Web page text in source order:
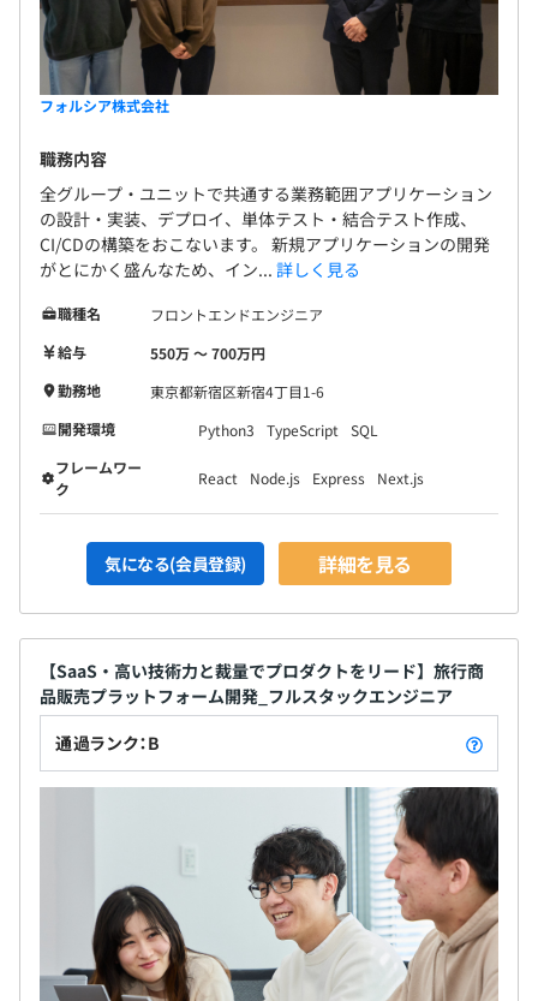
フォルシア株式会社
職務内容
全グループ・ユニットで共通する業務範囲アプリケーション
の設計・実装、デプロイ、単体テスト・結合テスト作成、
CI/CDの構築をおこないます。 新規アプリケーションの開発
がとにかく盛んなため、イン... 詳しく見る
職種名
フロントエンドエンジニア
給与
550万 〜 700万円
勤務地
東京都新宿区新宿4丁目1-6
開発環境
Python3 TypeScript
SQL
フレームワー
ク
React Node.js Express Next.js
気になる(会員登録) 詳細を見る
【SaaS・高い技術力と裁量でプロダクトをリード】旅行商
品販売プラットフォーム開発_フルスタックエンジニア
通過ランク：B